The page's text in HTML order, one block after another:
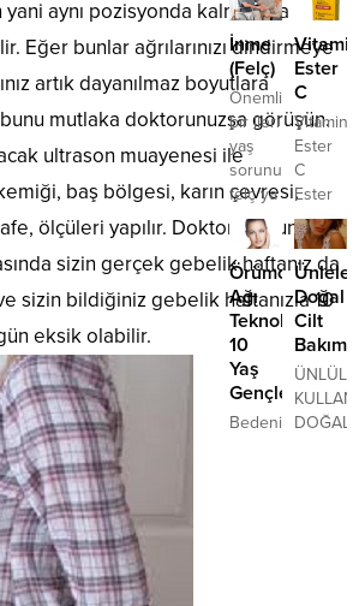
aynı pozisyonda kalmak da
Eğer bunlar ağrılarınızı dindirmeye
artık dayanılmaz boyutlara
mutlaka doktorunuzşa görüşün.
ultrason muayenesi ile
baş bölgesi, karın çevresi,
ölçüleri yapılır. Doktorunuzun
sizin gerçek gebelik haftanız da
sizin bildiğiniz gebelik haftanızla 10
eksik olabilir.
süslü
pikeler,...ile en
şık
abiye
saçlar,
elde
Yaz
dolayısıyla
düğün
konseptinde,
genellikle
kır
düğünleri
tercih
edilir.
Açık
alanlarda
olan
düğünler
için
davetiye
seçenekleri
çiçek
demetleriyle
bir
Bu
nedenle
çiftin
yerine
bir
gitmesi...
0-3
yaş
arasındaki
çocuklarda
gelişimi
etkileyen
önemli
bir
faktör
olmakla
birlikte
hem
fiziksel
hem
de
zihinsel
gelişimi
açısından
İnme
(Felç)
Önemli
bir ileri
yaş
sorunu
felç ya
da
inmedir.
Felç Ya
Da
Halk
Arasında
İnme
Dediğimiz
Nedir?
Vitamin
Ester
C
Vitamin
Ester
C
Ester
Star
Bir
ananas,
ve
lezzetli,
olgun
bir
çileğin
Örümcek
Ağı
Teknolojisiyle
10
Yaş
Gençleşin
Bedenimiz
Doğal
Cilt
DOĞAL